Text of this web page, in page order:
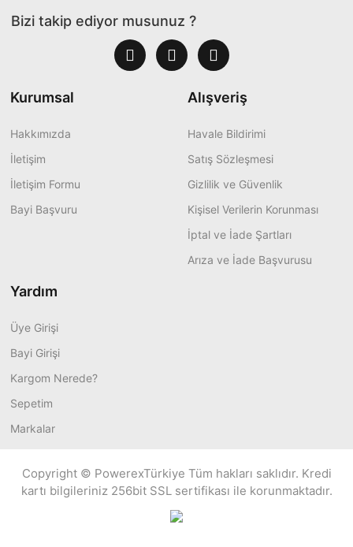
Bizi takip ediyor musunuz ?
Kurumsal
Hakkımızda
İletişim
İletişim Formu
Bayi Başvuru
Alışveriş
Havale Bildirimi
Satış Sözleşmesi
Gizlilik ve Güvenlik
Kişisel Verilerin Korunması
İptal ve İade Şartları
Arıza ve İade Başvurusu
Yardım
Üye Girişi
Bayi Girişi
Kargom Nerede?
Sepetim
Markalar
Copyright © PowerexTürkiye Tüm hakları saklıdır. Kredi
kartı bilgileriniz 256bit SSL sertifikası ile korunmaktadır.